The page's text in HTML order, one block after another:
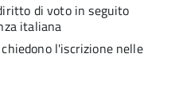
di voto in seguito
italiana
l'iscrizione nelle